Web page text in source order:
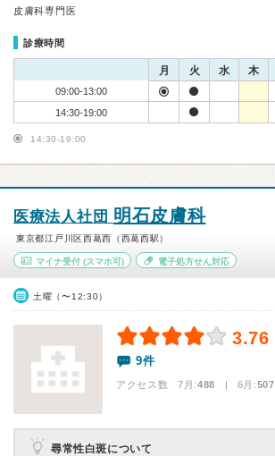
皮膚科専門医
診療時間
月 火 水 木
09:00-13:00
14:30-19:00
14:30-19:00
医療法人社団 明石皮膚科
東京都江戸川区西葛西（西葛西駅）
マイナ受付 (スマホ可) 電子処方せん対応
土曜（〜12:30）
3.76
9件
アクセス数 7月:488 | 6月:507
尋常性白斑について